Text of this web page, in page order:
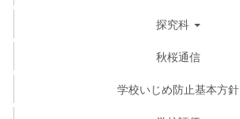
探究科
秋桜通信
学校いじめ防止基本方針